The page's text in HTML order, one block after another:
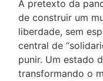
A pretexto da
de construir um
liberdade, sem
central de
punir. Um estado
transformando o